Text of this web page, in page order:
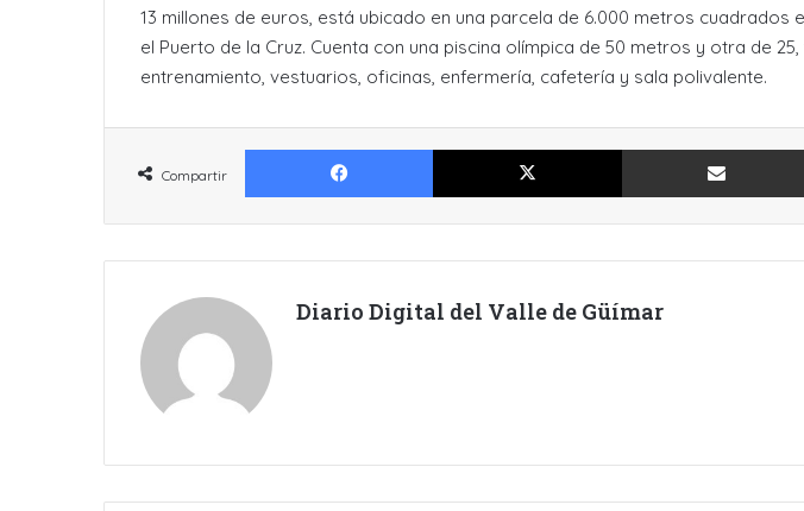
13 millones de euros, está ubicado en una parcela de 6.000 metros cuadrados
el Puerto de la Cruz. Cuenta con una piscina olímpica de 50 metros y otra de
entrenamiento, vestuarios, oficinas, enfermería, cafetería y sala polivalente.
Compartir
Facebook X
Diario Digital del Valle de Güímar